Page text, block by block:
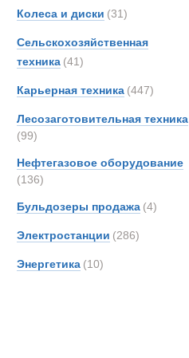
Колеса и диски (31)
Сельскохозяйственная
техника (41)
Карьерная техника (447)
Лесозаготовительная техника
(99)
Нефтегазовое оборудование
(136)
Бульдозеры продажа (4)
Электростанции (286)
Энергетика (10)